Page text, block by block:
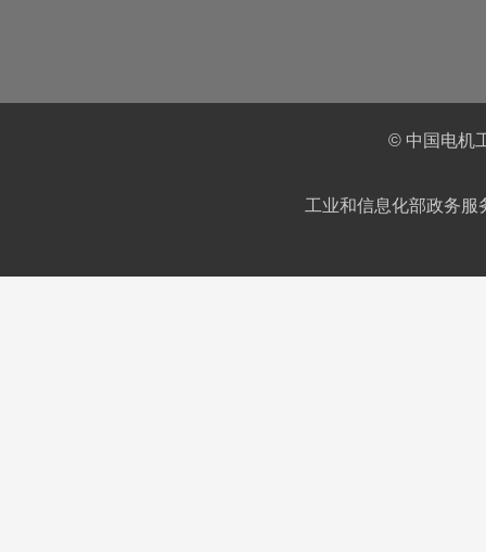
© 中国电机
工业和信息化部政务服